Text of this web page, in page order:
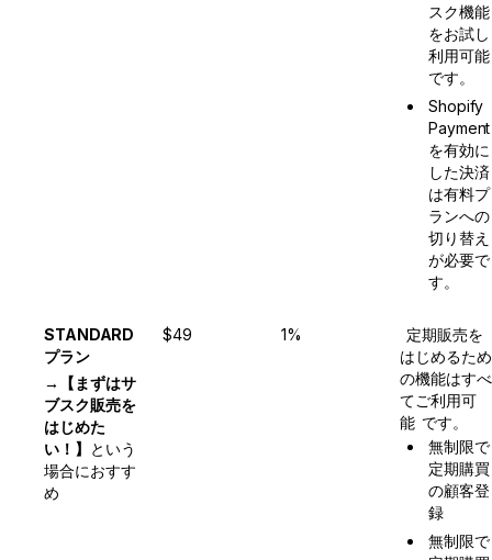
スク機能
をお試し
利用可能
です。
Shopify
Payment
を有効に
した決済
は有料プ
ランへの
切り替え
が必要で
す。
STANDARD
プラン
→
【まずはサ
ブスク販売を
はじめた
い！】
という
場合におすす
め
$49 1%
定期販売を
はじめるため
の機能はすべ
てご利用可
能 です。
無制限で
定期購買
の顧客登
録
無制限で